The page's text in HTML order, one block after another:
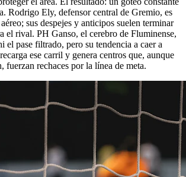
Rodrigo Ely, defensor central de Gremio, es
sus despejes y anticipos suelen terminar
el rival. PH Ganso, el cerebro de Fluminense,
el pase filtrado, pero su tendencia a caer a
ese carril y genera centros que, aunque
fuerzan rechaces por la línea de meta.